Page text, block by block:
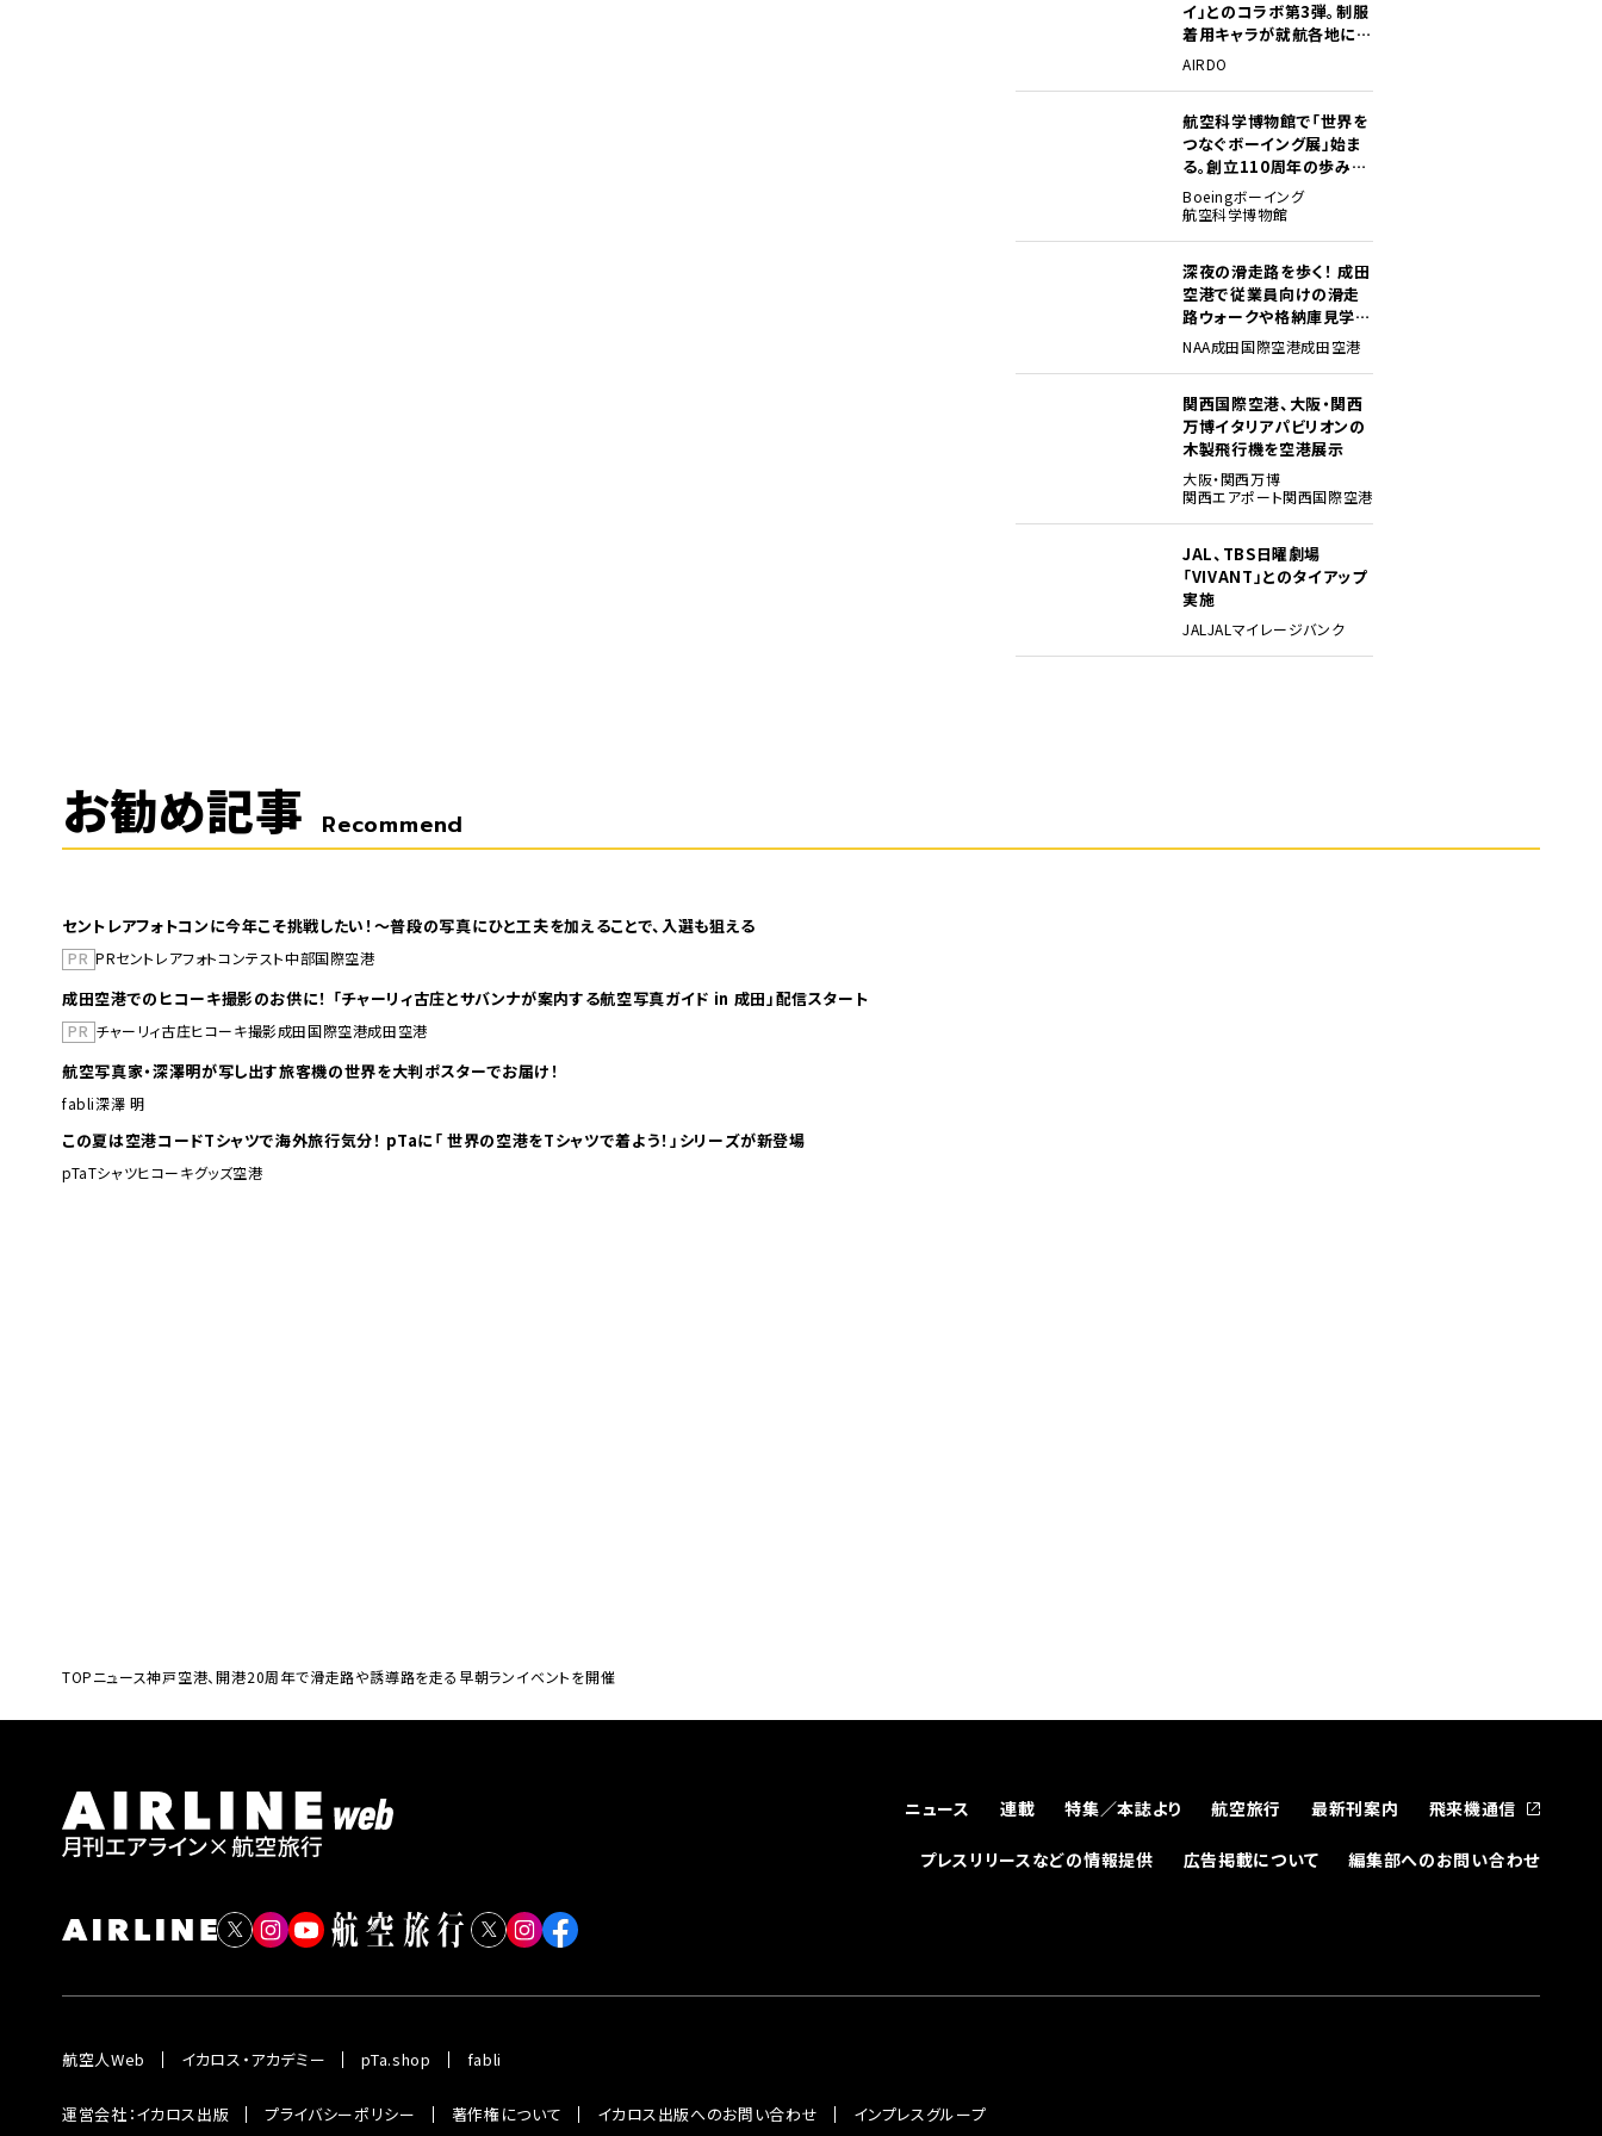
イ」とのコラボ第3弾。制服
着用キャラが就航各地に登
場
AIRDO
航空科学博物館で「世界を
つなぐボーイング展」始ま
る。創立110周年の歩みを
貴重な資料でたどる
Boeingボーイング
航空科学博物館
深夜の滑走路を歩く！ 成田
空港で従業員向けの滑走
路ウォークや格納庫見学イ
ベントを初開催
NAA成田国際空港成田空港
関西国際空港、大阪・関西
万博イタリアパビリオンの
木製飛行機を空港展示
大阪・関西万博
関西エアポート関西国際空港
JAL、TBS日曜劇場
「VIVANT」とのタイアップ
実施
JAL JALマイレージバンク
お勧め記事 Recommend
セントレアフォトコンに今年こそ挑戦したい！～普段の写真にひと工夫を加えることで、入選も狙える
PR PRセントレアフォトコンテスト中部国際空港
成田空港でのヒコーキ撮影のお供に！ 「チャーリィ古庄とサバンナが案内する航空写真ガイド in 成田」配信スタート
PR チャーリィ古庄ヒコーキ撮影成田国際空港成田空港
航空写真家・深澤明が写し出す旅客機の世界を大判ポスターでお届け！
fabli深澤 明
この夏は空港コードTシャツで海外旅行気分！ pTaに「 世界の空港をTシャツで着よう！」シリーズが新登場
pTaTシャツヒコーキグッズ空港
TOPニュース神戸空港、開港20周年で滑走路や誘導路を走る早朝ランイベントを開催
ニュース 連載 特集／本誌より 航空旅行 最新刊案内 飛来機通信
プレスリリースなどの情報提供 広告掲載について 編集部へのお問い合わせ
航空人Web イカロス・アカデミー pTa.shop fabli
運営会社：イカロス出版 プライバシーポリシー 著作権について イカロス出版へのお問い合わせ インプレスグループ